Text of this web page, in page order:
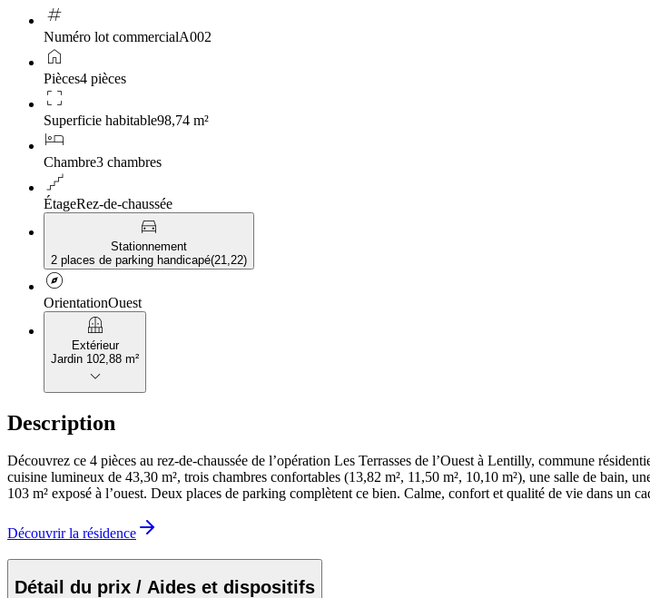
tag
Numéro lot commercialA002
home
Pièces4 pièces
crop_free
Superficie habitable98,74 m²
hotel
Chambre3 chambres
floor
ÉtageRez-de-chaussée
directions_car
Stationnement
2 places de parking handicapé(21,22)
explore
OrientationOuest
balcony
Extérieur
Jardin 102,88 m²
keyboard_arrow_down
Description
Découvrez ce 4 pièces au rez-de-chaussée de l’opération Les Terrasses de l’Ouest à Lentilly, commune
cuisine lumineux de 43,30 m², trois chambres confortables (13,82 m², 11,50 m², 10,10 m²), une salle de bain,
103 m² exposé à l’ouest. Deux places de parking complètent ce bien. Calme, confort et qualité de vie dans un
Découvrir la résidence
Détail du prix / Aides et dispositifs